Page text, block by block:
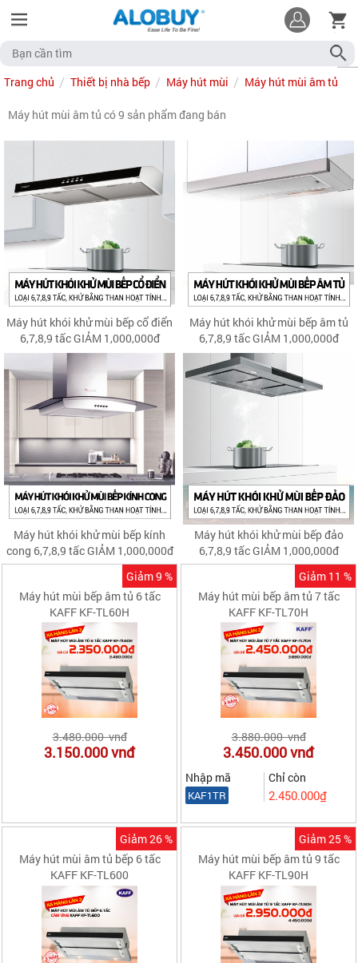
Trang chủ Thiết bị nhà bếp Máy hút mùi Máy hút mùi âm tủ
Máy hút mùi âm tủ có 9 sản phẩm đang bán
Máy hút khói khử mùi bếp cổ điển
6,7,8,9 tấc GIẢM 1,000,000đ
Máy hút khói khử mùi bếp âm tủ
6,7,8,9 tấc GIẢM 1,000,000đ
Máy hút khói khử mùi bếp kính
cong 6,7,8,9 tấc GIẢM 1,000,000đ
Máy hút khói khử mùi bếp đảo
6,7,8,9 tấc GIẢM 1,000,000đ
Máy hút mùi bếp âm tủ 6 tấc
KAFF KF-TL60H
3.480.000 vnđ
3.150.000vnđ
Giảm 9 %
Máy hút mùi bếp âm tủ 7 tấc
KAFF KF-TL70H
3.880.000 vnđ
3.450.000vnđ
Nhập mã
KAF1TR
Chỉ còn
2.450.000₫
Giảm 11 %
Máy hút mùi âm tủ bếp 6 tấc
KAFF KF-TL600
Giảm 26 %
Máy hút mùi bếp âm tủ 9 tấc
KAFF KF-TL90H
Giảm 25 %